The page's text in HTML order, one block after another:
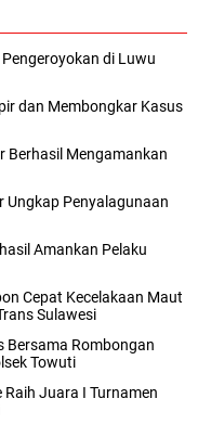
di Luwu
dan Membongkar Kasus
Berhasil Mengamankan
Ungkap Penyalagunaan
Amankan Pelaku
Cepat Kecelakaan Maut
Sulawesi
Bersama Rombongan
Towuti
Raih Juara I Turnamen